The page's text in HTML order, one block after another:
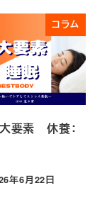
コラム
要素 休養：
日
年6月22日